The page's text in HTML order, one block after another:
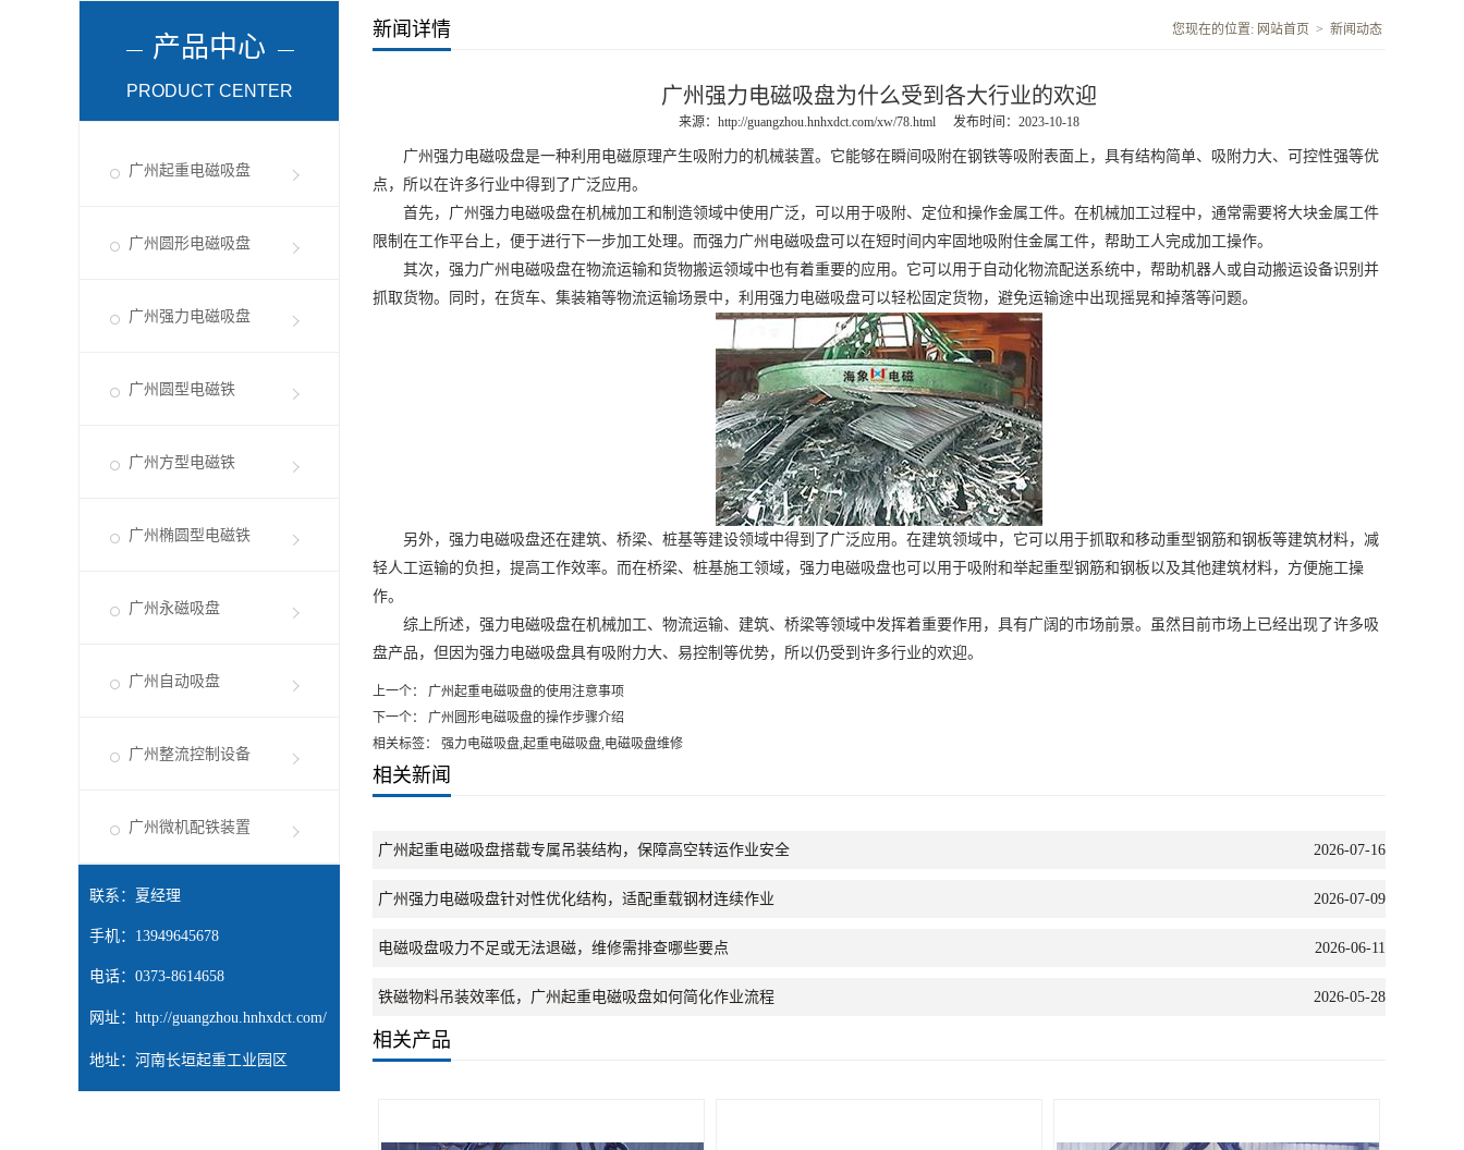
产品中心
PRODUCT CENTER
广州起重电磁吸盘
广州圆形电磁吸盘
广州强力电磁吸盘
广州圆型电磁铁
广州方型电磁铁
广州椭圆型电磁铁
广州永磁吸盘
广州自动吸盘
广州整流控制设备
广州微机配铁装置
联系：夏经理
手机：13949645678
电话：0373-8614658
网址： http://guangzhou.hnhxdct.com/
地址：河南长垣起重工业园区
新闻详情 您现在的位置: 网站首页 > 新闻动态
广州强力电磁吸盘为什么受到各大行业的欢迎
来源： http://guangzhou.hnhxdct.com/xw/78.html 发布时间：2023-10-18
广州强力电磁吸盘是一种利用电磁原理产生吸附力的机械装置。它能够在瞬间吸附在钢铁等吸附表面上，具有结构简单、吸附力大、可控性强等优
点，所以在许多行业中得到了广泛应用。
首先， 广州强力电磁吸盘在机械加工和制造领域中使用广泛，可以用于吸附、定位和操作金属工件。在机械加工过程中，通常需要将大块金属工件
限制在工作平台上，便于进行下一步加工处理。而强力广州电磁吸盘可以在短时间内牢固地吸附住金属工件，帮助工人完成加工操作。
其次，强力广州电磁吸盘在物流运输和货物搬运领域中也有着重要的应用。它可以用于自动化物流配送系统中，帮助机器人或自动搬运设备识别并
抓取货物。同时，在货车、集装箱等物流运输场景中，利用强力电磁吸盘可以轻松固定货物，避免运输途中出现摇晃和掉落等问题。
另外，强力电磁吸盘还在建筑、桥梁、桩基等建设领域中得到了广泛应用。在建筑领域中，它可以用于抓取和移动重型钢筋和钢板等建筑材料，减
轻人工运输的负担，提高工作效率。而在桥梁、桩基施工领域，强力电磁吸盘也可以用于吸附和举起重型钢筋和钢板以及其他建筑材料，方便施工操
作。
综上所述，强力电磁吸盘在机械加工、物流运输、建筑、桥梁等领域中发挥着重要作用，具有广阔的市场前景。虽然目前市场上已经出现了许多吸
盘产品，但因为强力电磁吸盘具有吸附力大、易控制等优势，所以仍受到许多行业的欢迎。
上一个：
广州起重电磁吸盘的使用注意事项
下一个：
广州圆形电磁吸盘的操作步骤介绍
相关标签： 强力电磁吸盘,起重电磁吸盘,电磁吸盘维修
相关新闻
广州起重电磁吸盘搭载专属吊装结构，保障高空转运作业安全 2026-07-16
广州强力电磁吸盘针对性优化结构，适配重载钢材连续作业 2026-07-09
电磁吸盘吸力不足或无法退磁，维修需排查哪些要点 2026-06-11
铁磁物料吊装效率低，广州起重电磁吸盘如何简化作业流程 2026-05-28
相关产品